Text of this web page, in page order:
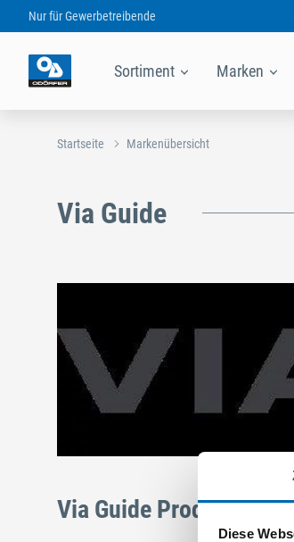
Diese
Nur fürGewerbetreibende
Sortiment Marken
Startseite Markenübersicht
Via Guide
Via Guide Produkte